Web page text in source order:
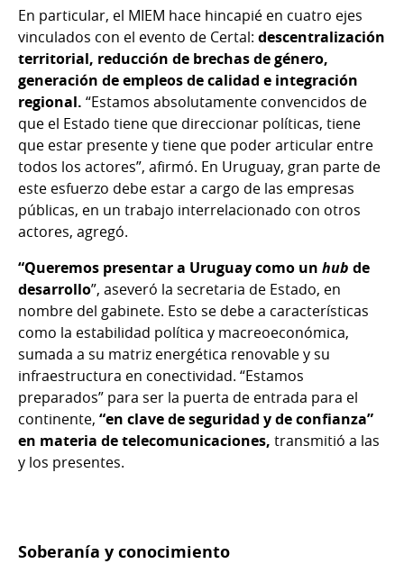
En particular, el MIEM hace hincapié en cuatro ejes
vinculados con el evento de Certal: descentralización
territorial, reducción de brechas de género,
generación de empleos de calidad e integración
regional. “Estamos absolutamente convencidos de
que el Estado tiene que direccionar políticas, tiene
que estar presente y tiene que poder articular entre
todos los actores”, afirmó. En Uruguay, gran parte de
este esfuerzo debe estar a cargo de las empresas
públicas, en un trabajo interrelacionado con otros
actores, agregó.
“Queremos presentar a Uruguay como un hub de
desarrollo”, aseveró la secretaria de Estado, en
nombre del gabinete. Esto se debe a características
como la estabilidad política y macreoeconómica,
sumada a su matriz energética renovable y su
infraestructura en conectividad. “Estamos
preparados” para ser la puerta de entrada para el
continente, “en clave de seguridad y de confianza”
en materia de telecomunicaciones, transmitió a las
y los presentes.
Soberanía y conocimiento